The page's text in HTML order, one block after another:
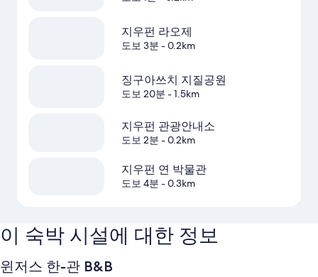
지우펀 라오제
도보 3분 - 0.2km
징구아쓰치 지질공원
도보 20분 - 1.5km
지우펀 관광안내소
도보 2분 - 0.2km
지우펀 연 박물관
도보 4분 - 0.3km
이 숙박 시설에 대한 정보
윈저스 한-관 B&B